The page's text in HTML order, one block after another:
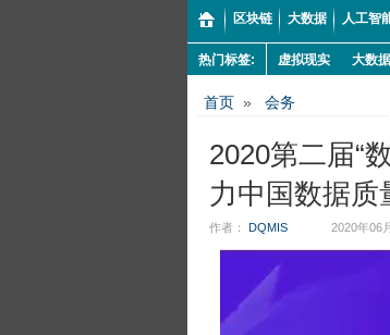
区块链 大数据 人工智
热门标签: 虚拟现实 大数
首页 » 会务
2020第二届“
力中国数据质
作者： DQMIS 2020年06